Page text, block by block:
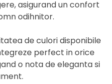
asigurand un confort
odihnitor.
de culori disponibile
perfect in orice
o nota de eleganta si